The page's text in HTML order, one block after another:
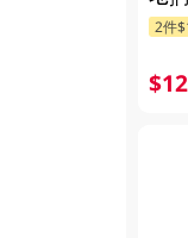
2件
$12